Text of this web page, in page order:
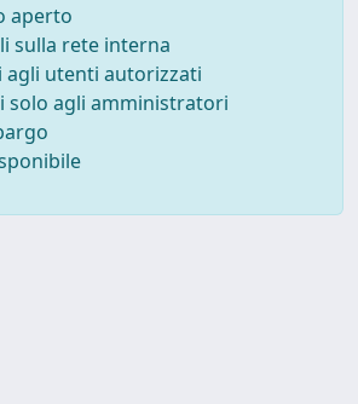
aperto
sulla rete interna
agli utenti autorizzati
solo agli amministratori